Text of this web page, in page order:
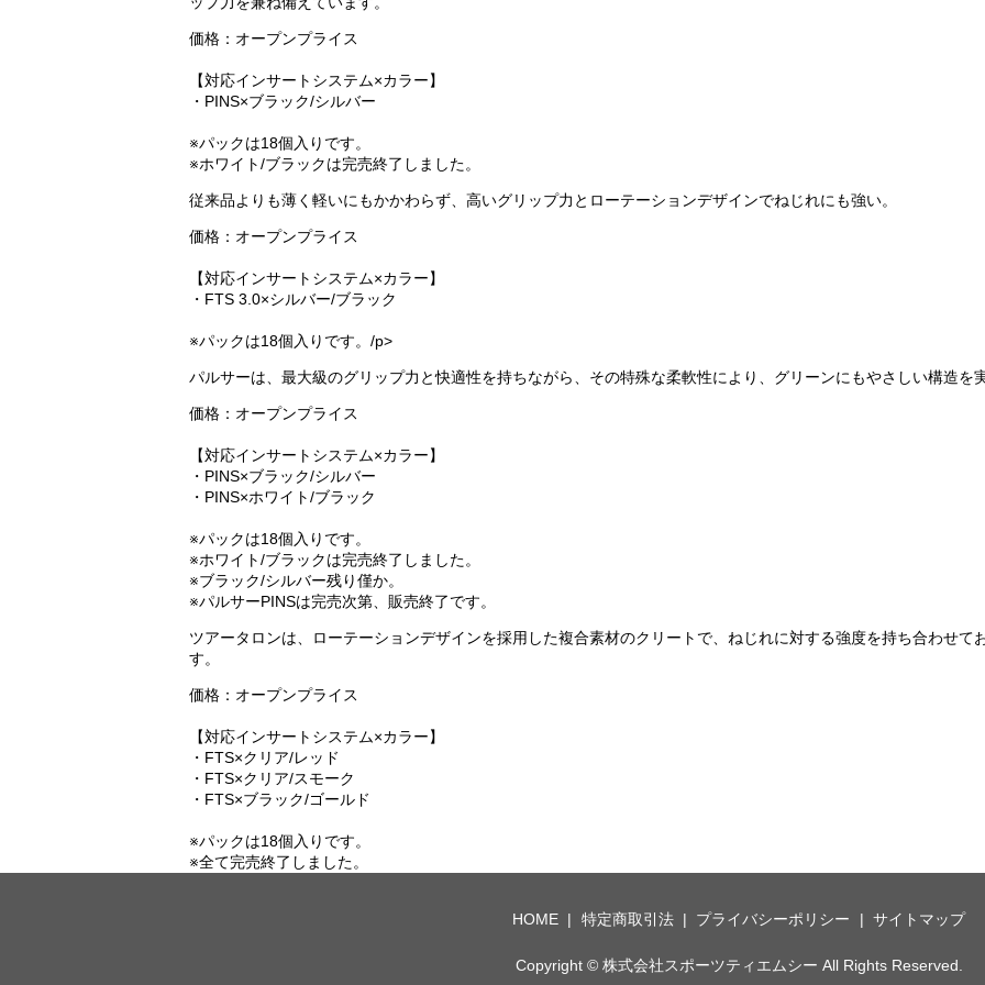
価格：オープンプライス
【対応インサートシステム×カラー】
・PINS×ブラック/シルバー
※パックは18個入りです。
※ホワイト/ブラックは完売終了しました。
従来品よりも薄く軽いにもかかわらず、高いグリップ力とローテーションデザインでねじれにも強い。
価格：オープンプライス
【対応インサートシステム×カラー】
・FTS 3.0×シルバー/ブラック
※パックは18個入りです。/p>
パルサーは、最大級のグリップ力と快適性を持ちながら、その特殊な柔軟性により、グリーンにもやさしい構造を
価格：オープンプライス
【対応インサートシステム×カラー】
・PINS×ブラック/シルバー
・PINS×ホワイト/ブラック
※パックは18個入りです。
※ホワイト/ブラックは完売終了しました。
※ブラック/シルバー残り僅か。
※パルサーPINSは完売次第、販売終了です。
ツアータロンは、ローテーションデザインを採用した複合素材のクリートで、ねじれに対する強度を持ち合わせて
す。
価格：オープンプライス
【対応インサートシステム×カラー】
・FTS×クリア/レッド
・FTS×クリア/スモーク
・FTS×ブラック/ゴールド
※パックは18個入りです。
※全て完売終了しました。
HOME 特定商取引法 プライバシーポリシー サイトマップ
Copyright © 株式会社スポーツティエムシー All Rights Reserved.